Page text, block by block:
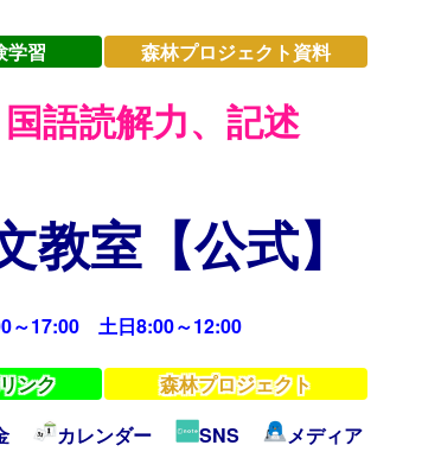
学習 森林プロジェクト資料
語読解力、記述
室【公式】
～17:00 土日8:00～12:00
ンク
森林プロジェクト
カレンダー SNS メディア